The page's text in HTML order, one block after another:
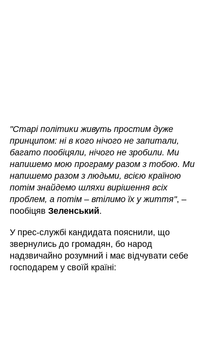
"Старі політики живуть простим дуже
принципом: ні в кого нічого не запитали,
багато пообіцяли, нічого не зробили. Ми
напишемо мою програму разом з тобою. Ми
напишемо разом з людьми, всією країною
потім знайдемо шляхи вирішення всіх
проблем, а потім – втілимо їх у життя", –
пообіцявЗеленський.
У прес-службі кандидата пояснили, що
звернулись до громадян, бо народ
надзвичайно розумний і має відчувати себе
господарем у своїй країні: